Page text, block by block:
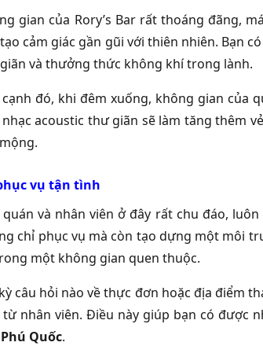
gian của Rory’s Bar rất thoáng đãng,
cảm giác gần gũi với thiên nhiên. Bạn
và thưởng thức không khí trong lành.
cạnh đó, khi đêm xuống, không gian của
acoustic thư giãn sẽ làm tăng thêm
vụ tận tình
quán và nhân viên ở đây rất chu đáo,
chỉ phục vụ mà còn tạo dựng một môi
một không gian quen thuộc.
câu hỏi nào về thực đơn hoặc địa điểm
nhân viên. Điều này giúp bạn có được
Quốc.